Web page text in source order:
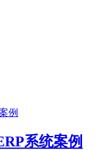
系统案例